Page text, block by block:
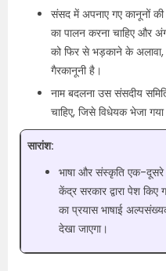
संसद में अपनाए गए कानूनों
का पालन करना चाहिए और
को फिर से भड़काने के
गैरकानूनी है।
नाम बदलना उस संसदीय
चाहिए, जिसे विधेयक भेजा
सारांश:
भाषा और संस्कृति एक-
केंद्र सरकार द्वारा पेश
का प्रयास भाषाई
देखा जाएगा।